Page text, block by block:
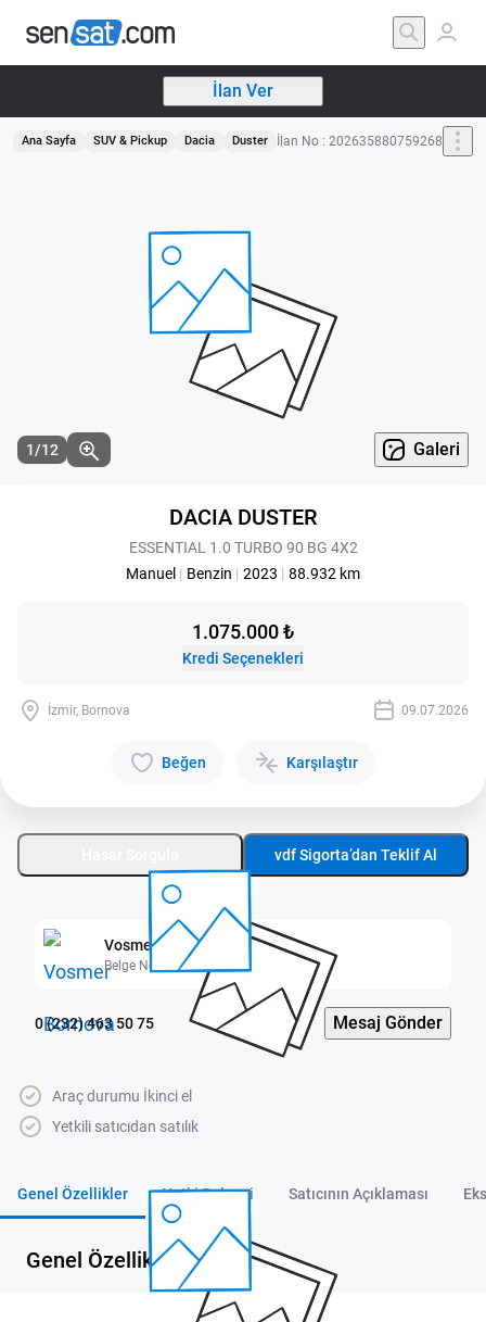
İlan Ver
Ana Sayfa SUV & Pickup Dacia Duster İlan No : 202635880759268
Genel Özellikler
1/12 Galeri
DACIA DUSTER
ESSENTIAL 1.0 TURBO 90 BG 4X2
Manuel | Benzin | 2023 | 88.932 km
1.075.000 ₺
Kredi Seçenekleri
İzmir, Bornova 09.07.2026
Beğen Karşılaştır
vdf Sigorta’dan Teklif Al
Vosmer Bornova
Belge No: 3500161
0 (232) 463 50 75 Mesaj Gönder
Araç durumu İkinci el
Yetkili satıcıdan satılık
Genel Özellikler Yetki Belgesi Satıcının Açıklaması